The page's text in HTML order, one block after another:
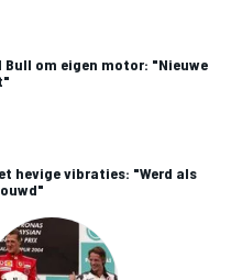
Bull om eigen motor: "Nieuwe
hevige vibraties: "Werd als